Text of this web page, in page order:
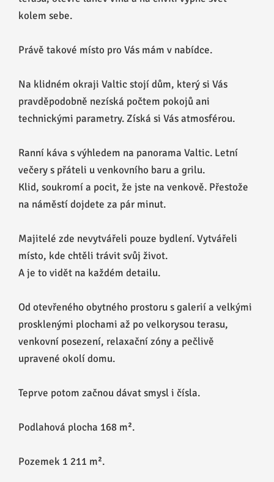
kolem sebe.
Právě takové místo pro Vás mám v nabídce.
Na klidném okraji Valtic stojí dům, který si Vás
pravděpodobně nezíská počtem pokojů ani
technickými parametry. Získá si Vás atmosférou.
Ranní káva s výhledem na panorama Valtic. Letní
večery s přáteli u venkovního baru a grilu.
Klid, soukromí a pocit, že jste na venkově. Přestože
na náměstí dojdete za pár minut.
Majitelé zde nevytvářeli pouze bydlení. Vytvářeli
místo, kde chtěli trávit svůj život.
A je to vidět na každém detailu.
Od otevřeného obytného prostoru s galerií a velkými
prosklenými plochami až po velkorysou terasu,
venkovní posezení, relaxační zóny a pečlivě
upravené okolí domu.
Teprve potom začnou dávat smysl i čísla.
Podlahová plocha 168 m².
Pozemek 1 211 m².